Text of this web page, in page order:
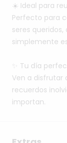
☀️ Ideal para
Perfecto para
seres queridos,
simplemente
Tu día
Ven a disfrutar
recuerdos
importan.